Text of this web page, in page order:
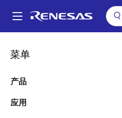
到
Main
菜单
产品
应用
面
包
屑